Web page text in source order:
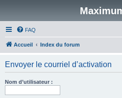
FAQ
Accueil Index du forum
Envoyer le courriel d’activation
Nom d’utilisateur :